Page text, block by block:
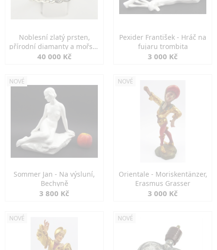
Noblesní zlatý prsten,
přírodní diamanty a mořské
perly
40 000 Kč
Pexider František - Hráč na
fujaru trombita
3 000 Kč
NOVÉ
Sommer Jan - Na výsluní,
Bechyně
3 800 Kč
NOVÉ
Orientale - Moriskentänzer,
Erasmus Grasser
3 000 Kč
NOVÉ NOVÉ